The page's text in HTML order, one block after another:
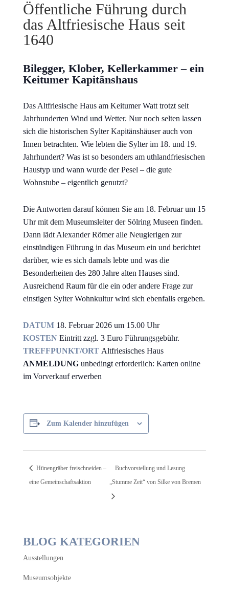
Öffentliche Führung durch
das Altfriesische Haus seit
1640
Bilegger, Klober, Kellerkammer – ein
Keitumer Kapitänshaus
Das Altfriesische Haus am Keitumer Watt trotzt seit
Jahrhunderten Wind und Wetter. Nur noch selten lassen
sich die historischen Sylter Kapitänshäuser auch von
Innen betrachten. Wie lebten die Sylter im 18. und 19.
Jahrhundert? Was ist so besonders am uthlandfriesischen
Haustyp und wann wurde der Pesel – die gute
Wohnstube – eigentlich genutzt?
Die Antworten darauf können Sie am 18. Februar um 15
Uhr mit dem Museumsleiter der Sölring Museen finden.
Dann lädt Alexander Römer alle Neugierigen zur
einstündigen Führung in das Museum ein und berichtet
darüber, wie es sich damals lebte und was die
Besonderheiten des 280 Jahre alten Hauses sind.
Ausreichend Raum für die ein oder andere Frage zur
einstigen Sylter Wohnkultur wird sich ebenfalls ergeben.
DATUM 18. Februar 2026 um 15.00 Uhr
KOSTEN Eintritt zzgl. 3 Euro Führungsgebühr.
TREFFPUNKT/ORT Altfriesisches Haus
ANMELDUNG unbedingt erforderlich: Karten online
im Vorverkauf erwerben
Zum Kalender hinzufügen
Hünengräber freischneiden –
eine Gemeinschaftsaktion
Buchvorstellung und Lesung
„Stumme Zeit“ von Silke von Bremen
BLOG KATEGORIEN
Ausstellungen
Museumsobjekte